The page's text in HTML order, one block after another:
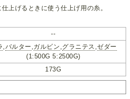
上げるときに使う仕上げ用の糸。
--
バルター ガルビン グラニテス ,ゼダー
(1:500G 5:2500G)
173G